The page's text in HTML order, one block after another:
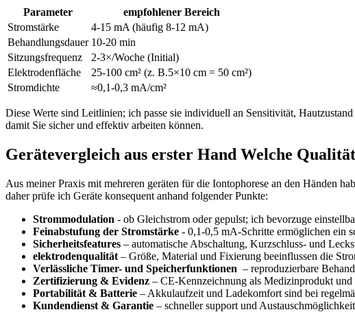
Parameter
empfohlener Bereich
Stromstärke
4-15 mA (häufig 8-12 ⁣mA)
Behandlungsdauer 10-20 min
Sitzungsfrequenz
2-3×/Woche ⁤(Initial)
Elektrodenfläche
25-100 cm² (z. ⁢B.5×10 cm = 50 cm²)
Stromdichte
≈0,1-0,3⁣ mA/cm²
Diese Werte sind Leitlinien; ich passe sie individuell an Sensitivität,⁣
damit Sie ‍sicher und ⁤effektiv arbeiten können.
Gerätevergleich aus erster Hand ⁢Welche
Aus meiner Praxis ⁣mit mehreren ⁢geräten ‌für​ die Iontophorese an⁤ den⁣ Händen
daher prüfe ich Geräte ‌konsequent anhand folgender ​Punkte:
Strommodulation -⁤ ob Gleichstrom oder gepulst; ich bevorzuge
Feinabstufung der Stromstärke -⁢ 0,1-0,5 mA-Schritte ermöglichen ​ein
Sicherheitsfeatures – automatische Abschaltung, Kurzschluss-‍ und
elektrodenqualität – Größe, ⁤Material und Fixierung beeinflussen‌ die
Verlässliche Timer- und Speicherfunktionen
– reproduzierbare
Zertifizierung & Evidenz – ‌CE-Kennzeichnung als Medizinprodukt
Portabilität & ‍Batterie – ⁤Akkulaufzeit und‌ Ladekomfort sind bei
Kundendienst & Garantie – schneller support und⁤